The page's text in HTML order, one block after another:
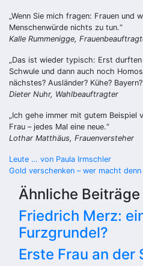
„Wenn Sie mich fragen: Frauen und
Menschenwürde nichts zu tun.“
Kalle Rummenigge,
„Das ist wieder typisch: Erst
Schwule und dann auch noch
nächstes? Ausländer? Kühe?
Dieter Nuhr, Wahlbeauftragter
„Ich gehe immer mit gutem Beispiel
Frau – jedes Mal eine neue.“
Lothar Matthäus, Frauenversteher
Leute … von Paula Irmschler
Gold verschenken – wer macht
Ähnliche Beiträge
Friedrich Merz:
Furzgrundel?
Erste Frau an der